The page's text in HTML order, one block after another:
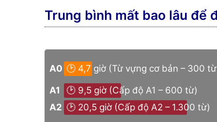
Trung bình mất bao lâu để
A0 🕑 4,7 giờ ­(Từ vựng cơ bản – 300
A1
🕑 9,5 giờ ­(Cấp độ A1 – 600 từ)
A2 🕑 20,5 giờ ­(Cấp độ A2 – 1.300 từ)